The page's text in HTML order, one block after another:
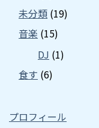
未分類 (19)
音楽 (15)
DJ (1)
食す (6)
プロフィール